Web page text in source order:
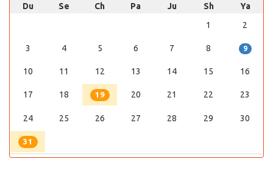
Du Se Ch Pa Ju Sh
Ya
1
2
3 4 5 6 7 8 9
10 11 12 13 14 15 16
17 18 19 20 21 22 23
24 25 26 27 28 29 30
31